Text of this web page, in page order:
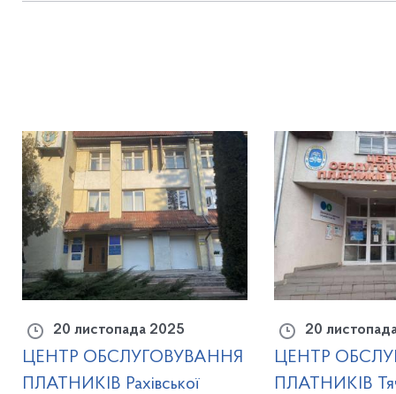
20 листопада 2025
ЦЕНТР ОБСЛУГОВУВАННЯ
ПЛАТНИКІВ Рахівської
20
ЦЕНТР
ПЛАТНИКІВ